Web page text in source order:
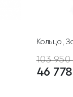
Кольцо,
103 950
46